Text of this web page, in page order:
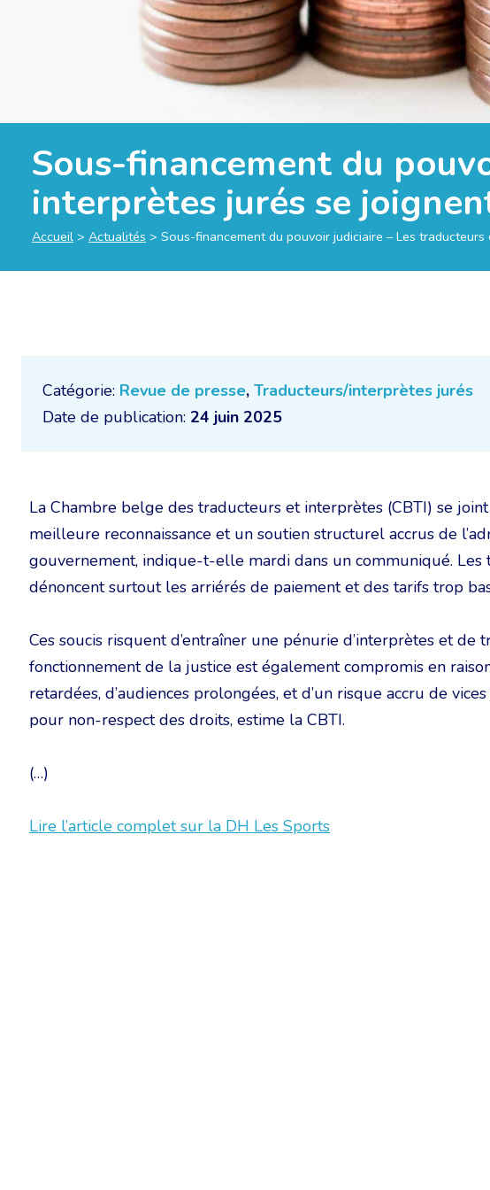
Sous-financement du
interprètes jurés se
Accueil > Actualités > Sous-financement du pouvoir judiciaire – Les
Catégorie: Revue de presse, Traducteurs/interprètes jurés
Date de publication: 24 juin 2025
La Chambre belge des traducteurs et interprètes (CBTI) se
meilleure reconnaissance et un soutien structurel accrus de
gouvernement, indique-t-elle mardi dans un communiqué.
dénoncent surtout les arriérés de paiement et des tarifs trop
Ces soucis risquent d’entraîner une pénurie d’interprètes et de
fonctionnement de la justice est également compromis en
retardées, d’audiences prolongées, et d’un risque accru de
pour non-respect des droits, estime la CBTI.
(…)
Lire l’article complet sur la DH Les Sports